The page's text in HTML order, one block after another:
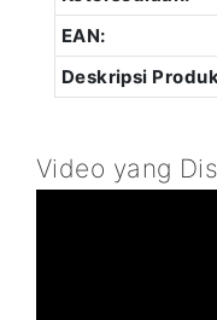
EAN:
Deskripsi
Video yang